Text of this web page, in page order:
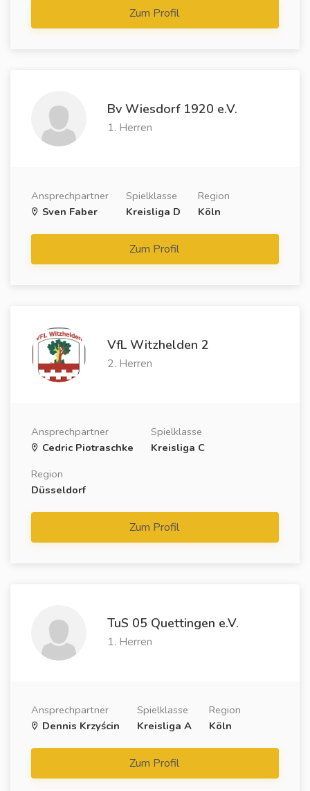
Zum Profil
Bv Wiesdorf 1920 e.V.
1. Herren
Ansprechpartner
Sven Faber
Spielklasse
Kreisliga D
Region
Köln
Zum Profil
VfL Witzhelden 2
2. Herren
Ansprechpartner
Cedric Piotraschke
Spielklasse
Kreisliga C
Region
Düsseldorf
Zum Profil
TuS 05 Quettingen e.V.
1. Herren
Ansprechpartner
Dennis Krzyścin
Spielklasse
Kreisliga A
Region
Köln
Zum Profil